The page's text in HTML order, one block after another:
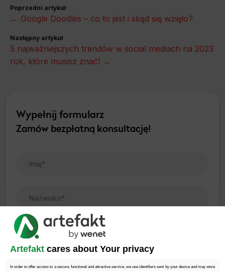
Artefakt cares about Your privacy
In order to offer access to a secure, functional and attractive service, we use identifiers sent by your device and may store
Wypełnij formularz
Zamów bezpłatną konsultację!
Poprzedni artykuł
← Google Doodles – co to jest i skąd się wzięło?
Następny artykuł
5 najważniejszych trendów w social mediach na 2023
rok, które musisz znać! →